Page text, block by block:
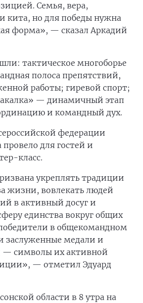
Семья, вера,
кита, но для победы нужна
форма», — сказал Аркадий
тактическое многоборье
полоса препятствий,
работы; гиревой спорт;
— динамичный этап
и командный дух.
федерации
провело для гостей и
класс.
укреплять традиции
жизни, вовлекать людей
в активный досуг и
единства вокруг общих
в общекомандном
заслуженные медали и
— символы их активной
— отметил Эдуард
области в 8 утра на